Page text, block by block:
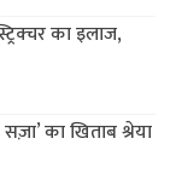
का इलाज,
का खिताब श्रेया